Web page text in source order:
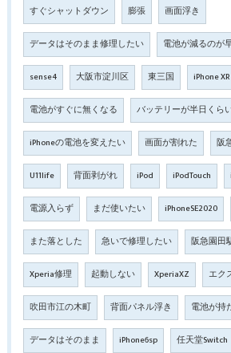
すぐシャットダウン 膨張 画面浮き
データはそのまま修理したい 電池が減るのが
sense4 大阪市淀川区 東三国 iPhone XR
電池がすぐに無くなる バッテリーが半日くら
iPhoneの電池を変えたい 画面が割れた 阪
U11life 背面剥がれ iPod iPodTouch
電源入らず まだ使いたい iPhoneSE2020
また落とした 急いで修理したい 阪急園田
Xperia修理 起動しない XperiaXZ エク
吹田市江の木町 背面パネル浮き 電池が持
データはそのまま iPhone6sp 任天堂Switch